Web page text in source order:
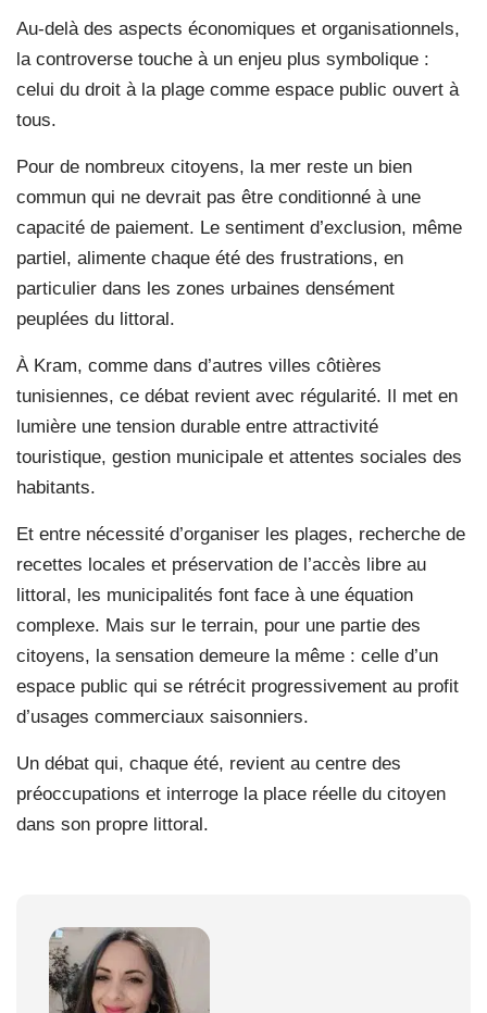
Au-delà des aspects économiques et organisationnels,
la controverse touche à un enjeu plus symbolique :
celui du droit à la plage comme espace public ouvert à
tous.
Pour de nombreux citoyens, la mer reste un bien
commun qui ne devrait pas être conditionné à une
capacité de paiement. Le sentiment d’exclusion, même
partiel, alimente chaque été des frustrations, en
particulier dans les zones urbaines densément
peuplées du littoral.
À Kram, comme dans d’autres villes côtières
tunisiennes, ce débat revient avec régularité. Il met en
lumière une tension durable entre attractivité
touristique, gestion municipale et attentes sociales des
habitants.
Et entre nécessité d’organiser les plages, recherche de
recettes locales et préservation de l’accès libre au
littoral, les municipalités font face à une équation
complexe. Mais sur le terrain, pour une partie des
citoyens, la sensation demeure la même : celle d’un
espace public qui se rétrécit progressivement au profit
d’usages commerciaux saisonniers.
Un débat qui, chaque été, revient au centre des
préoccupations et interroge la place réelle du citoyen
dans son propre littoral.